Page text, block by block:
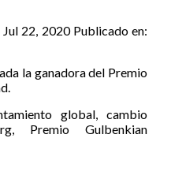
Jul 22, 2020 Publicado en:
la ganadora del Premio
global, cambio
, Premio Gulbenkian